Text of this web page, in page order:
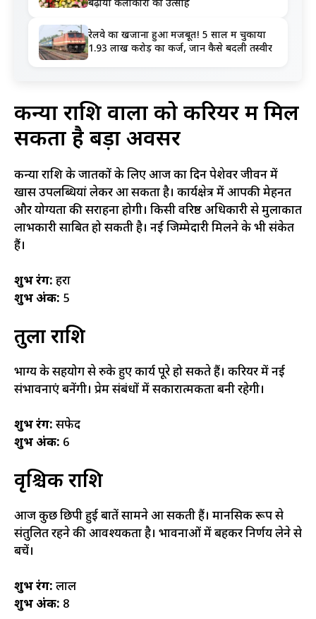
बढ़ाया कलाकारों का उत्साह
रेलवे का खजाना हुआ मजबूत! 5 साल में चुकाया
1.93 लाख करोड़ का कर्ज, जानें कैसे बदली तस्वीर
कन्या राशि वालों को करियर में मिल
सकता है बड़ा अवसर
कन्या राशि के जातकों के लिए आज का दिन पेशेवर जीवन में
खास उपलब्धियां लेकर आ सकता है। कार्यक्षेत्र में आपकी मेहनत
और योग्यता की सराहना होगी। किसी वरिष्ठ अधिकारी से मुलाकात
लाभकारी साबित हो सकती है। नई जिम्मेदारी मिलने के भी संकेत
हैं।
शुभ रंग: हरा
शुभ अंक: 5
तुला राशि
भाग्य के सहयोग से रुके हुए कार्य पूरे हो सकते हैं। करियर में नई
संभावनाएं बनेंगी। प्रेम संबंधों में सकारात्मकता बनी रहेगी।
शुभ रंग: सफेद
शुभ अंक: 6
वृश्चिक राशि
आज कुछ छिपी हुई बातें सामने आ सकती हैं। मानसिक रूप से
संतुलित रहने की आवश्यकता है। भावनाओं में बहकर निर्णय लेने से
बचें।
शुभ रंग: लाल
शुभ अंक: 8